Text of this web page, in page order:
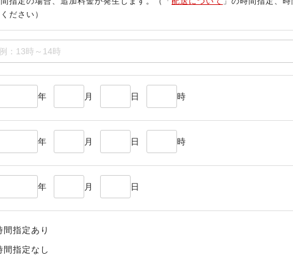
ださい）
年 月 日 時
年 月 日 時
年 月 日
間指定あり
間指定なし